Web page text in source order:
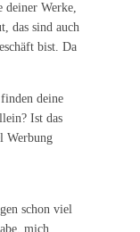
deiner Werke,
das sind auch
bist. Da
deine
Ist das
Werbung
schon viel
mich